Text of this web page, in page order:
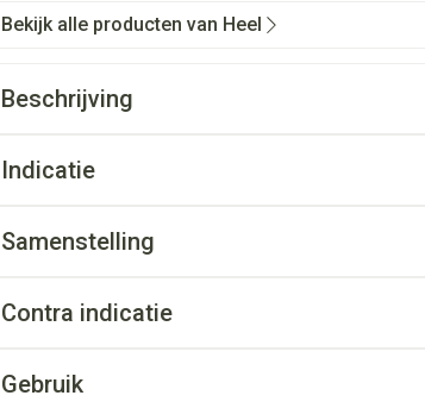
Bekijk alle producten van Heel
Beschrijving
Indicatie
Samenstelling
Contra indicatie
Gebruik